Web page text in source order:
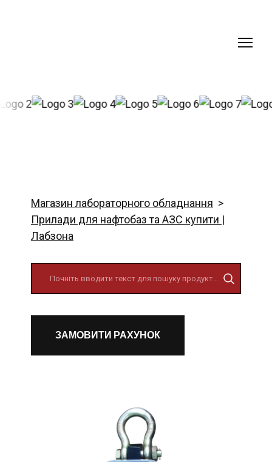
Магазин лабораторного обладнання
Прилади для нафтобаз та АЗС купити |
Лабзона
ЗАМОВИТИ РАХУНОК